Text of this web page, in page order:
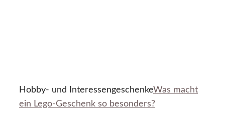
Hobby- und InteressengeschenkeWas macht
ein Lego-Geschenk so besonders?